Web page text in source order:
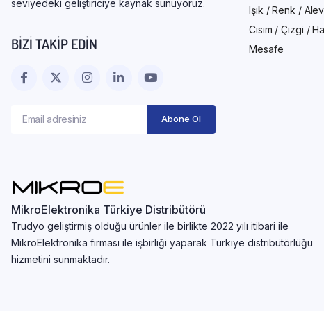
seviyedeki geliştiriciye kaynak sunuyoruz.
BIZI TAKIP EDIN
Işık / Renk / Alev
Cisim / Çizgi /
Mesafe
MikroElektronika Türkiye Distribütörü
Trudyo geliştirmiş olduğu ürünler ile birlikte 2022 yılı itibari ile
MikroElektronika firması ile işbirliği yaparak Türkiye distribütörlüğü
hizmetini sunmaktadır.